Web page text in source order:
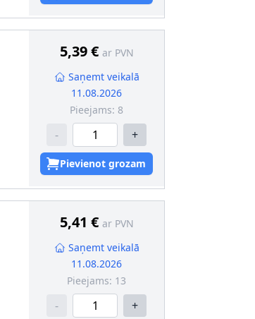
5,39 € ar PVN
Saņemt veikalā
11.08.2026
Pieejams: 8
- +
Pievienot grozam
5,41 € ar PVN
Saņemt veikalā
11.08.2026
Pieejams: 13
- +